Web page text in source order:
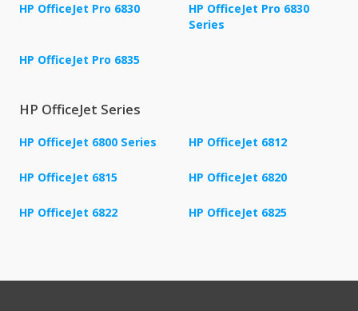
HP OfficeJet Pro 6830
HP OfficeJet Pro 6830
Series
HP OfficeJet Pro 6835
HP OfficeJet Series
HP OfficeJet 6800 Series HP OfficeJet 6812
HP OfficeJet 6815 HP OfficeJet 6820
HP OfficeJet 6822 HP OfficeJet 6825